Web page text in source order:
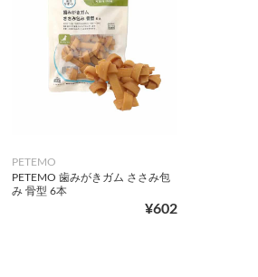
PETEMO
PETEMO 歯みがきガム ささみ包
み 骨型 6本
¥602